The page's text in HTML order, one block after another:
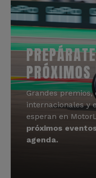
PRÓXIMOS
Grandes
internacionales y
esperan en
próximos
agenda.